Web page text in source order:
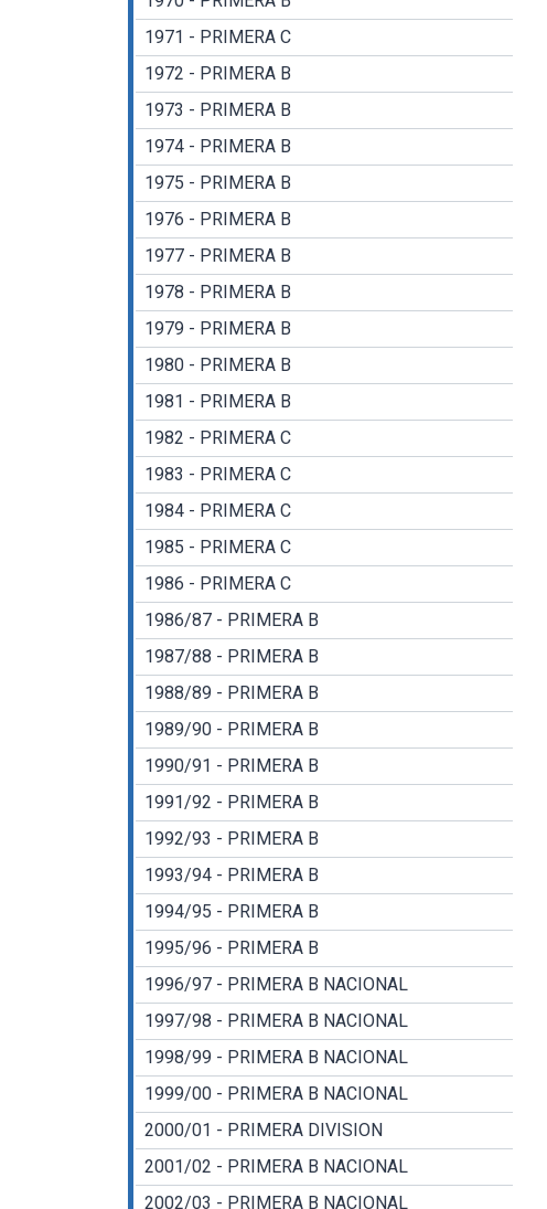
1971 - PRIMERA C
1972 - PRIMERA B
1973 - PRIMERA B
1974 - PRIMERA B
1975 - PRIMERA B
1976 - PRIMERA B
1977 - PRIMERA B
1978 - PRIMERA B
1979 - PRIMERA B
1980 - PRIMERA B
1981 - PRIMERA B
1982 - PRIMERA C
1983 - PRIMERA C
1984 - PRIMERA C
1985 - PRIMERA C
1986 - PRIMERA C
1986/87 - PRIMERA B
1987/88 - PRIMERA B
1988/89 - PRIMERA B
1989/90 - PRIMERA B
1990/91 - PRIMERA B
1991/92 - PRIMERA B
1992/93 - PRIMERA B
1993/94 - PRIMERA B
1994/95 - PRIMERA B
1995/96 - PRIMERA B
1996/97 - PRIMERA B NACIONAL
1997/98 - PRIMERA B NACIONAL
1998/99 - PRIMERA B NACIONAL
1999/00 - PRIMERA B NACIONAL
2000/01 - PRIMERA DIVISION
2001/02 - PRIMERA B NACIONAL
2002/03 - PRIMERA B NACIONAL